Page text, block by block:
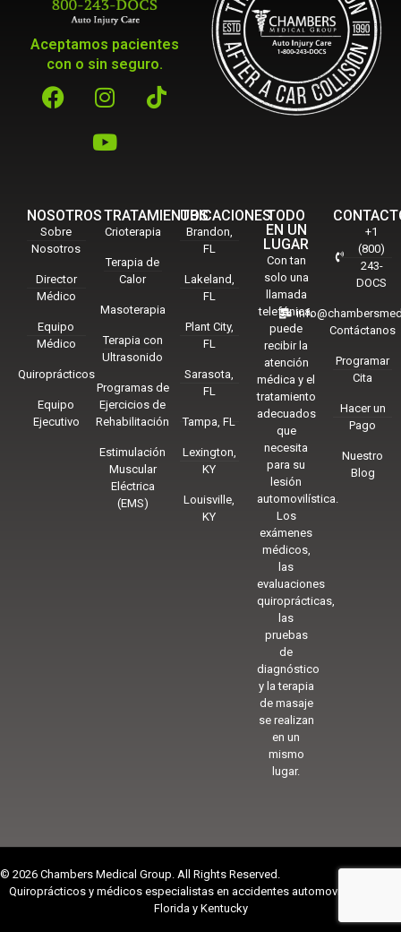
Aceptamos pacientes
con o sin seguro.
NOSOTROS
Sobre
Nosotros
Director
Médico
Equipo
Médico
Quiroprácticos
Equipo
Ejecutivo
TRATAMIENTOS
Crioterapia
Terapia de
Calor
Masoterapia
Terapia con
Ultrasonido
Programas de
Ejercicios de
Rehabilitación
Estimulación
Muscular
Eléctrica
(EMS)
UBICACIONES
Brandon,
FL
Lakeland,
FL
Plant City,
FL
Sarasota,
FL
Tampa, FL
Lexington,
KY
Louisville,
KY
TODO
EN UN
LUGAR
Con tan
solo una
llamada
telefónica,
puede
recibir la
atención
médica y el
tratamiento
adecuados
que
necesita
para su
lesión
automovilística.
Los
exámenes
médicos,
las
evaluaciones
quiroprácticas,
las
pruebas
de
diagnóstico
y la terapia
de masaje
se realizan
en un
mismo
lugar.
+1
(800)
243-
DOCS
Contáctanos
Programar
Cita
Hacer un
Pago
Nuestro
Blog
© 2026 Chambers Medical Group. All Rights Reserved.
Quiroprácticos y médicos especialistas en accidentes automovilísticos en
Florida y Kentucky